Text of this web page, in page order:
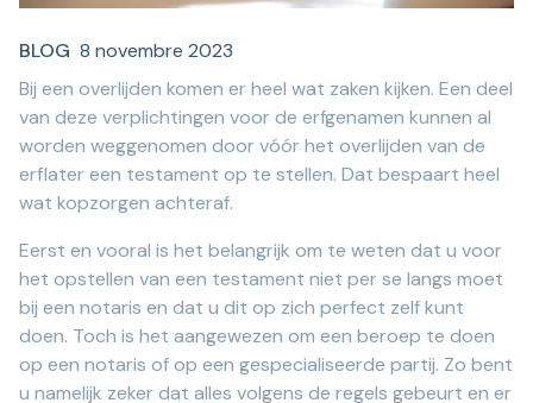
BLOG 8 novembre 2023
Bij een overlijden komen er heel wat zaken kijken. Een deel
van deze verplichtingen voor de erfgenamen kunnen al
worden weggenomen door vóór het overlijden van de
erflater een testament op te stellen. Dat bespaart heel
wat kopzorgen achteraf.
Eerst en vooral is het belangrijk om te weten dat u voor
het opstellen van een testament niet per se langs moet
bij een notaris en dat u dit op zich perfect zelf kunt
doen. Toch is het aangewezen om een beroep te doen
op een notaris of op een gespecialiseerde partij. Zo bent
u namelijk zeker dat alles volgens de regels gebeurt en er